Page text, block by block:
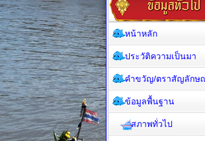
หน้าหลัก
ประวัติความเป็นมา
คำขวัญ/ตราสัญลักษ
ข้อมูลพื้นฐาน
สภาพทั่วไป